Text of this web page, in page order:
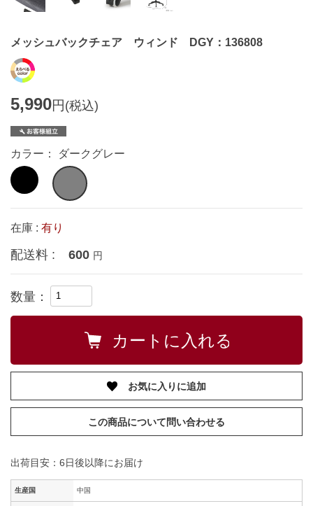
メッシュバックチェア ウィンド DGY：136808
5,990円(税込)
カラー： ダークグレー
在庫 : 有り
配送料 : 600 円
数量：
お気に入りに追加
この商品について問い合わせる
出荷目安：6日後以降にお届け
生産国 中国